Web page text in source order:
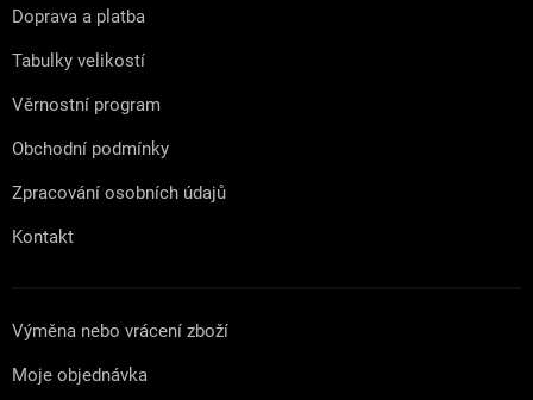
Doprava a platba
Tabulky velikostí
Věrnostní program
Obchodní podmínky
Zpracování osobních údajů
Kontakt
Výměna nebo vrácení zboží
Moje objednávka